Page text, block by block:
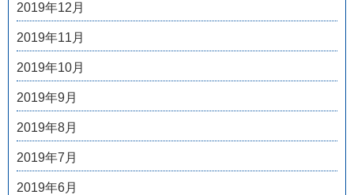
2019年12月
2019年11月
2019年10月
2019年9月
2019年8月
2019年7月
2019年6月